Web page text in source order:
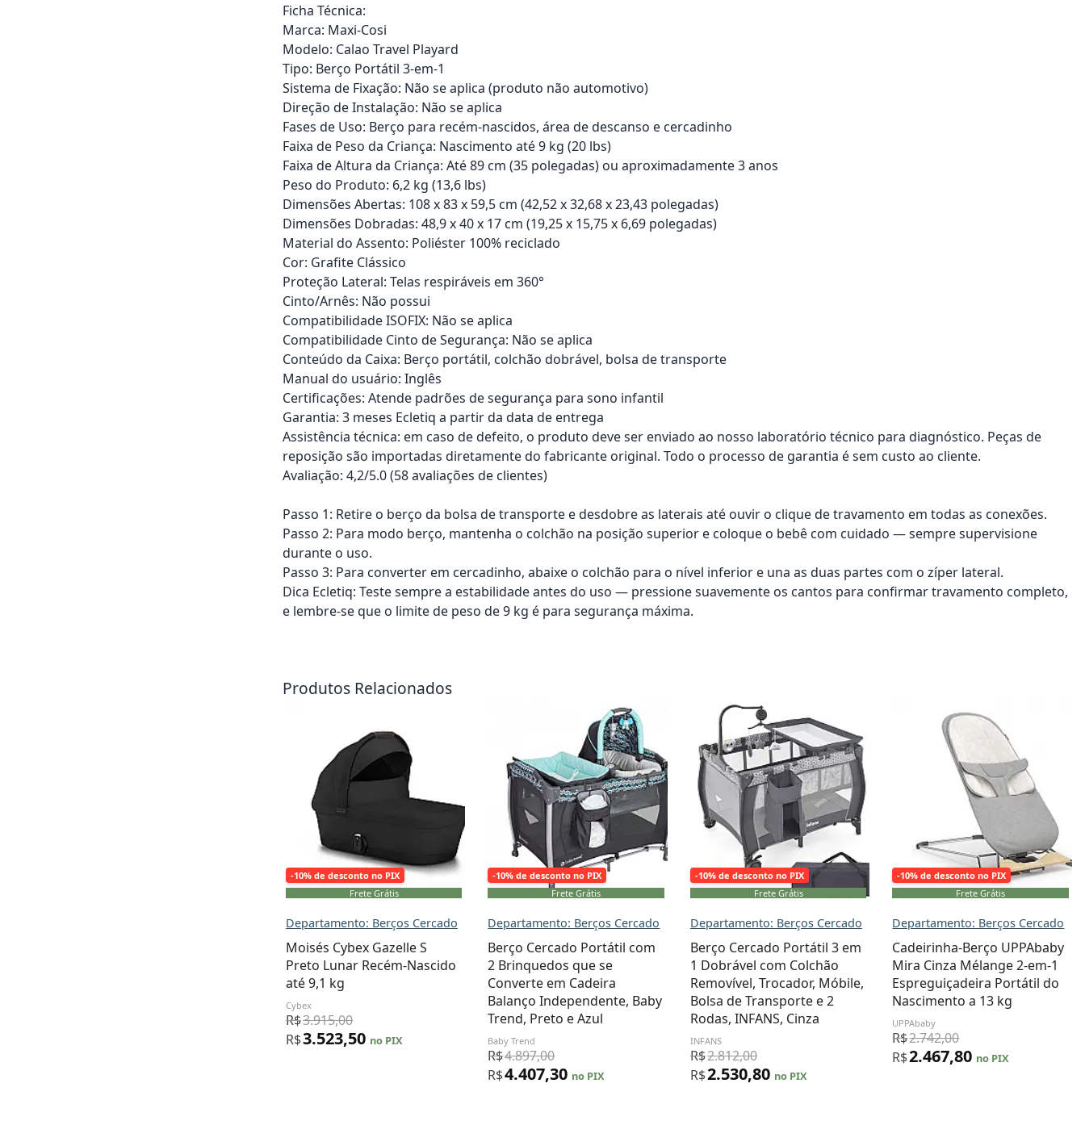
Ficha Técnica:
Marca: Maxi-Cosi
Modelo: Calao Travel Playard
Tipo: Berço Portátil 3-em-1
Sistema de Fixação: Não se aplica (produto não automotivo)
Direção de Instalação: Não se aplica
Fases de Uso: Berço para recém-nascidos, área de descanso e cercadinho
Faixa de Peso da Criança: Nascimento até 9 kg (20 lbs)
Faixa de Altura da Criança: Até 89 cm (35 polegadas) ou aproximadamente 3 anos
Peso do Produto: 6,2 kg (13,6 lbs)
Dimensões Abertas: 108 x 83 x 59,5 cm (42,52 x 32,68 x 23,43 polegadas)
Dimensões Dobradas: 48,9 x 40 x 17 cm (19,25 x 15,75 x 6,69 polegadas)
Material do Assento: Poliéster 100% reciclado
Cor: Grafite Clássico
Proteção Lateral: Telas respiráveis em 360°
Cinto/Arnês: Não possui
Compatibilidade ISOFIX: Não se aplica
Compatibilidade Cinto de Segurança: Não se aplica
Conteúdo da Caixa: Berço portátil, colchão dobrável, bolsa de transporte
Manual do usuário: Inglês
Certificações: Atende padrões de segurança para sono infantil
Garantia: 3 meses Ecletiq a partir da data de entrega
Assistência técnica: em caso de defeito, o produto deve ser enviado ao nosso laboratório técnico para diagnóstico. Peças de
reposição são importadas diretamente do fabricante original. Todo o processo de garantia é sem custo ao cliente.
Avaliação: 4,2/5.0 (58 avaliações de clientes)
Passo 1: Retire o berço da bolsa de transporte e desdobre as laterais até ouvir o clique de travamento em todas as conexões.
Passo 2: Para modo berço, mantenha o colchão na posição superior e coloque o bebê com cuidado — sempre supervisione
durante o uso.
Passo 3: Para converter em cercadinho, abaixe o colchão para o nível inferior e una as duas partes com o zíper lateral.
Dica Ecletiq: Teste sempre a estabilidade antes do uso — pressione suavemente os cantos para confirmar travamento completo,
e lembre-se que o limite de peso de 9 kg é para segurança máxima.
Produtos Relacionados
-10% de desconto no PIX
Frete Grátis
Departamento: Berços Cercado
Moisés Cybex Gazelle S
Preto Lunar Recém-Nascido
até 9,1 kg
Adicionar ao carrinho
Cybex
R$3.915,00
R$3.523,50 no PIX
-10% de desconto no PIX
Frete Grátis
Departamento: Berços Cercado
Berço Cercado Portátil com
2 Brinquedos que se
Converte em Cadeira
Balanço Independente, Baby
Trend, Preto e Azul
Adicionar ao carrinho
Baby Trend
R$4.897,00
R$4.407,30 no PIX
-10% de desconto no PIX
Frete Grátis
Departamento: Berços Cercado
Berço Cercado Portátil 3 em
1 Dobrável com Colchão
Removível, Trocador, Móbile,
Bolsa de Transporte e 2
Rodas, INFANS, Cinza
INFANS
R$2.812,00
R$2.530,80 no PIX
-10% de desconto no PIX
Frete Grátis
Departamento: Berços Cercado
Cadeirinha-Berço UPPAbaby
Mira Cinza Mélange 2-em-1
Espreguiçadeira Portátil do
Nascimento a 13 kg
UPPAbaby
R$2.742,00
R$2.467,80 no PIX